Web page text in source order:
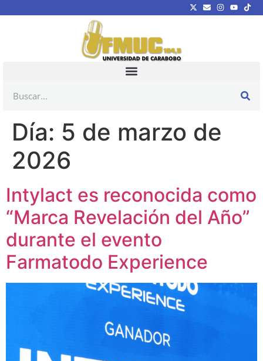
Día: 5 de marzo de
2026
Intylact es reconocida como
“Marca Revelación del Año”
durante el evento
Farmatodo Experience